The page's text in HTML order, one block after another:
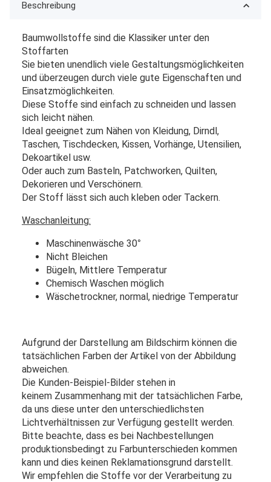
Beschreibung
Baumwollstoffe sind die Klassiker unter den
Stoffarten
Sie bieten unendlich viele Gestaltungsmöglichkeiten
und überzeugen durch viele gute Eigenschaften und
Einsatzmöglichkeiten.
Diese Stoffe sind einfach zu schneiden und lassen
sich leicht nähen.
Ideal geeignet zum Nähen von Kleidung, Dirndl,
Taschen, Tischdecken, Kissen, Vorhänge, Utensilien,
Dekoartikel usw.
Oder auch zum Basteln, Patchworken, Quilten,
Dekorieren und Verschönern.
Der Stoff lässt sich auch kleben oder Tackern.
Waschanleitung:
Maschinenwäsche 30°
Nicht Bleichen
Bügeln, Mittlere Temperatur
Chemisch Waschen möglich
Wäschetrockner, normal, niedrige Temperatur
Aufgrund der Darstellung am Bildschirm können die
tatsächlichen Farben der Artikel von der Abbildung
abweichen.
Die Kunden-Beispiel-Bilder stehen in
keinem Zusammenhang mit der tatsächlichen Farbe,
da uns diese unter den unterschiedlichsten
Lichtverhältnissen zur Verfügung gestellt werden.
Bitte beachte, dass es bei Nachbestellungen
produktionsbedingt zu Farbunterschieden kommen
kann und dies keinen Reklamationsgrund darstellt.
Wir empfehlen die Stoffe vor der Verarbeitung zu